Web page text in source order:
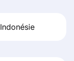
Indonésie